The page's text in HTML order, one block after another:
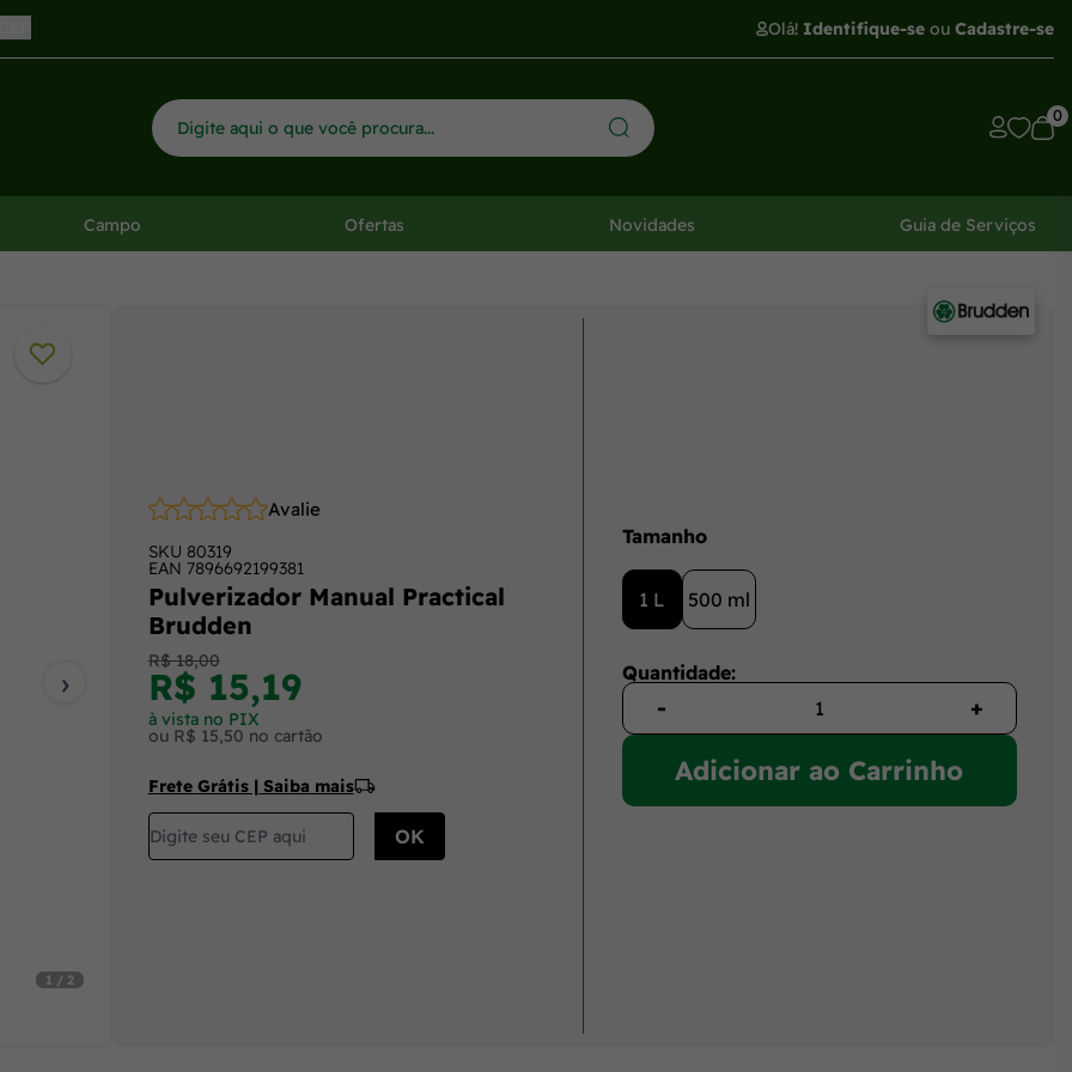
Olá! Identifique-se ou Cadastre-se
0
Campo Ofertas Novidades Guia de Serviços
›
1 / 2
Avalie
SKU 80319
EAN 7896692199381
Pulverizador Manual Practical
Brudden
R$ 18,00
R$ 15,19
à vista no PIX
ou R$ 15,50 no cartão
Frete Grátis | Saiba mais
Tamanho
1 L 500 ml
Quantidade:
- +
Adicionar ao Carrinho